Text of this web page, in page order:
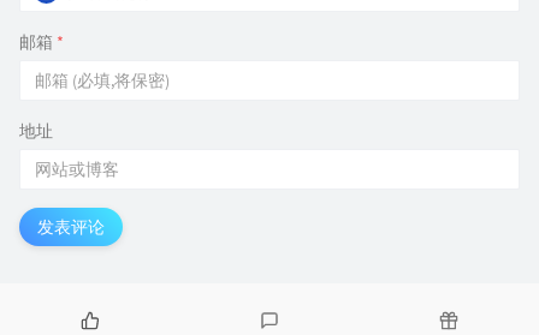
邮箱 *
地址
发表评论